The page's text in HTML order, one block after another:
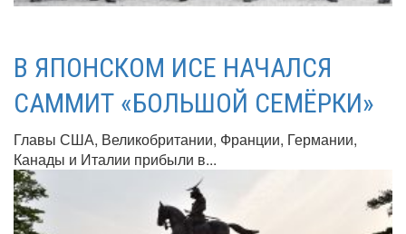
В ЯПОНСКОМ ИСЕ НАЧАЛСЯ
САММИТ «БОЛЬШОЙ СЕМЁРКИ»
Главы США, Великобритании, Франции, Германии,
Канады и Италии прибыли в...